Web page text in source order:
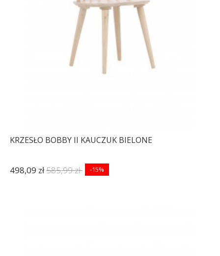
KRZESŁO BOBBY II KAUCZUK BIELONE
498,09 zł585,99 zł -15%